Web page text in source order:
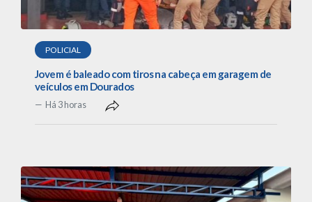
POLICIAL
Jovem é baleado com tiros na cabeça em garagem de
veículos em Dourados
Há 3 horas